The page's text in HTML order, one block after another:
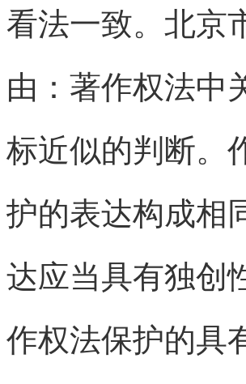
看法一致。北京
由：著作权法中
标近似的判断。
护的表达构成相
达应当具有独创
作权法保护的具